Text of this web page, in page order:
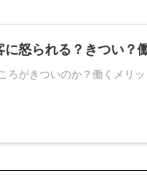
怒られる？きつい？
ろがきついのか？働くメリッ